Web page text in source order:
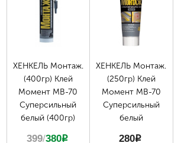
ХЕНКЕЛЬ Монтаж.
(400гр) Клей
Момент МВ-70
Суперсильный
белый (400гр)
399/380p
ХЕНКЕЛЬ Монтаж.
(250гр) Клей
Момент МВ-70
Суперсильный
белый
280p